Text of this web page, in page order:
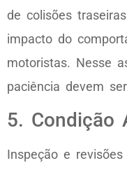
de colisões
impacto do
motoristas. Nesse
paciência devem
5. Condição
Inspeção e